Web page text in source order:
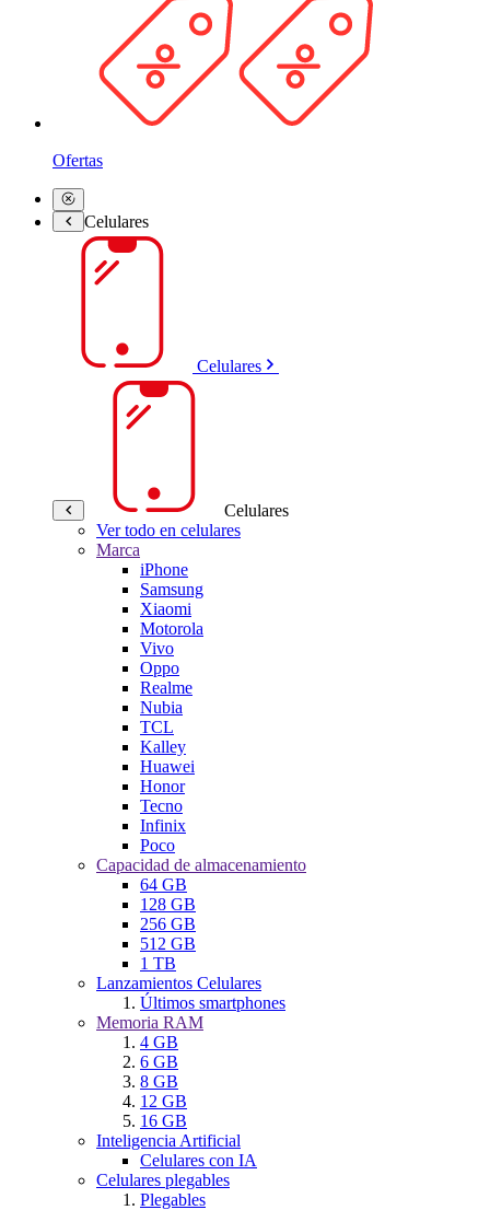
Ofertas
Celulares
Celulares
Celulares
Ver todo en celulares
Marca
iPhone
Samsung
Xiaomi
Motorola
Vivo
Oppo
Realme
Nubia
TCL
Kalley
Huawei
Honor
Tecno
Infinix
Poco
Capacidad de almacenamiento
64 GB
128 GB
256 GB
512 GB
1 TB
Lanzamientos Celulares
Últimos smartphones
Memoria RAM
4 GB
6 GB
8 GB
12 GB
16 GB
Inteligencia Artificial
Celulares con IA
Celulares plegables
Plegables